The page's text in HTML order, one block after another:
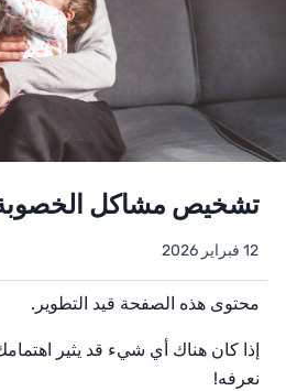
تشخيص مشاكل
12 فبراير 2026
محتوى هذه الصفحة قيد التطوير.
إذا كان هناك أي شيء قد يثير
نعرفه!